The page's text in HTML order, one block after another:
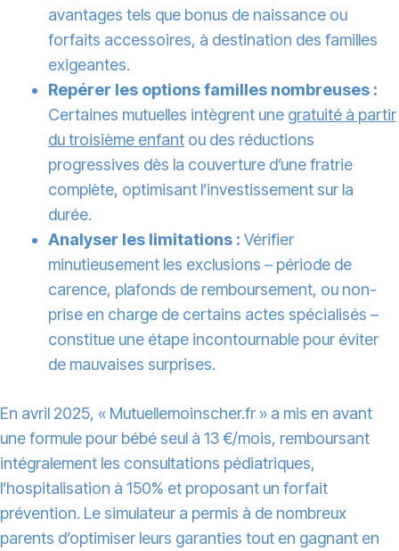
avantages tels que bonus de naissance ou
forfaits accessoires, à destination des familles
exigeantes.
Repérer les options familles nombreuses :
Certaines mutuelles intègrent une gratuité à partir
du troisième enfant ou des réductions
progressives dès la couverture d’une fratrie
complète, optimisant l’investissement sur la
durée.
Analyser les limitations : Vérifier
minutieusement les exclusions – période de
carence, plafonds de remboursement, ou non-
prise en charge de certains actes spécialisés –
constitue une étape incontournable pour éviter
de mauvaises surprises.
En avril 2025, « Mutuellemoinscher.fr » a mis en avant
une formule pour bébé seul à 13 €/mois, remboursant
intégralement les consultations pédiatriques,
l’hospitalisation à 150% et proposant un forfait
prévention. Le simulateur a permis à de nombreux
parents d’optimiser leurs garanties tout en gagnant en